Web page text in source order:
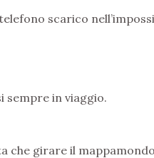
scarico
sempre in viaggio.
che girare il